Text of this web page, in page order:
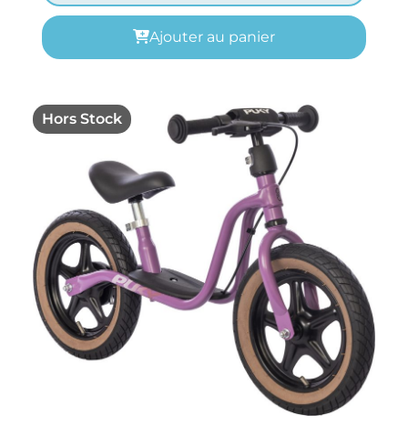
Ajouter au panier
Hors Stock